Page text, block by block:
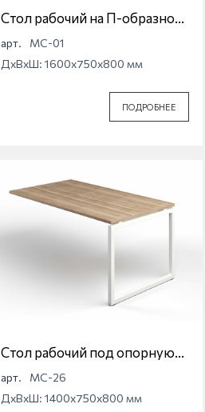
Стол рабочий на П-образной
опоре Магна МС-01
арт.
МС-01
ДхВхШ: 1600x750x800 мм
ПОДРОБНЕЕ
Стол рабочий под опорную
тумбу на О-образной опоре
Магна МС-26
арт.
МС-26
ДхВхШ: 1400x750x800 мм